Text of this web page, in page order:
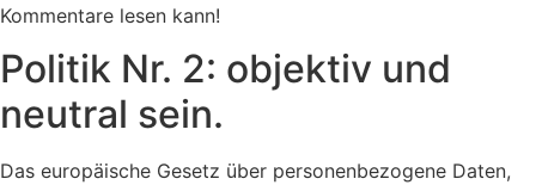
Kommentare lesen kann!
Politik Nr. 2: objektiv und
neutral sein.
Das europäische Gesetz über personenbezogene Daten,